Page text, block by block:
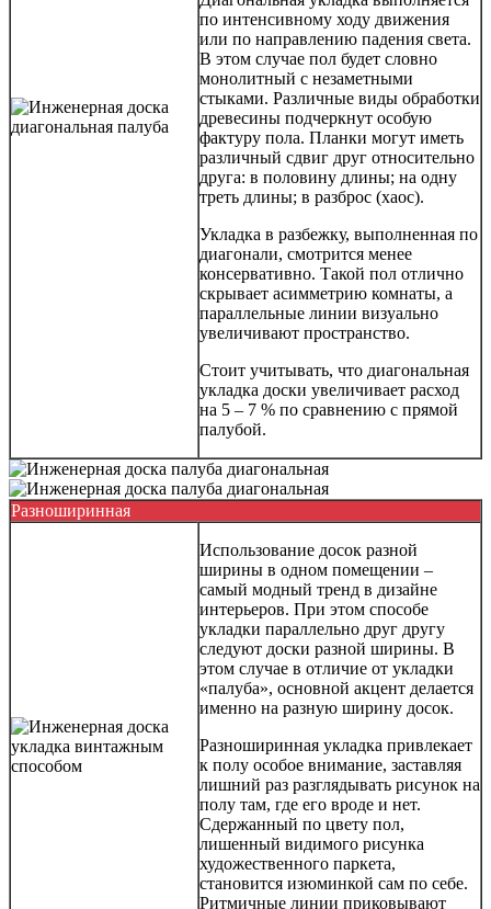
по интенсивному ходу движения
или по направлению падения света.
В этом случае пол будет словно
монолитный с незаметными
стыками. Различные виды обработки
древесины подчеркнут особую
фактуру пола. Планки могут иметь
различный сдвиг друг относительно
друга: в половину длины; на одну
треть длины; в разброс (хаос).
Укладка в разбежку, выполненная по
диагонали, смотрится менее
консервативно. Такой пол отлично
скрывает асимметрию комнаты, а
параллельные линии визуально
увеличивают пространство.
Стоит учитывать, что диагональная
укладка доски увеличивает расход
на 5 – 7 % по сравнению с прямой
палубой.
Разноширинная
Использование досок разной
ширины в одном помещении –
самый модный тренд в дизайне
интерьеров. При этом способе
укладки параллельно друг другу
следуют доски разной ширины. В
этом случае в отличие от укладки
«палуба», основной акцент делается
именно на разную ширину досок.
Разноширинная укладка привлекает
к полу особое внимание, заставляя
лишний раз разглядывать рисунок на
полу там, где его вроде и нет.
Сдержанный по цвету пол,
лишенный видимого рисунка
художественного паркета,
становится изюминкой сам по себе.
Ритмичные линии приковывают